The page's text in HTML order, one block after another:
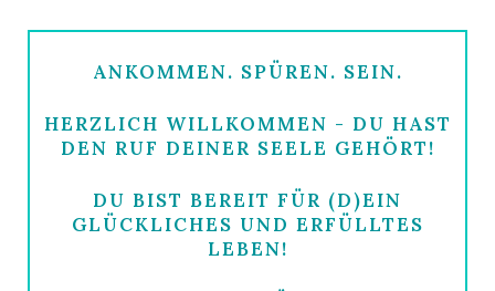
ANKOMMEN. SPÜREN. SEIN.
HERZLICH WILLKOMMEN - DU HAST
DEN RUF DEINER SEELE GEHÖRT!
DU BIST BEREIT FÜR (D)EIN
GLÜCKLICHES UND ERFÜLLTES
LEBEN!